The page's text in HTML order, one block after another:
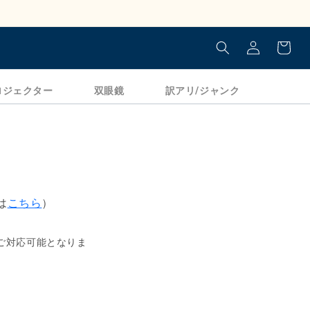
ログイン カート
ジェクター 双眼鏡 訳アリ/ジャンク
こちら ）
対応可能となりま